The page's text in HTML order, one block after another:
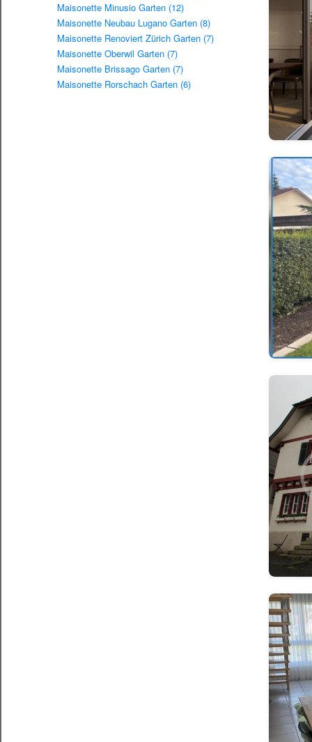
Maisonette Minusio Garten (12)
Maisonette Neubau Lugano Garten (8)
Maisonette Renoviert Zürich Garten (7)
Maisonette Oberwil Garten (7)
Maisonette Brissago Garten (7)
Maisonette Rorschach Garten (6)